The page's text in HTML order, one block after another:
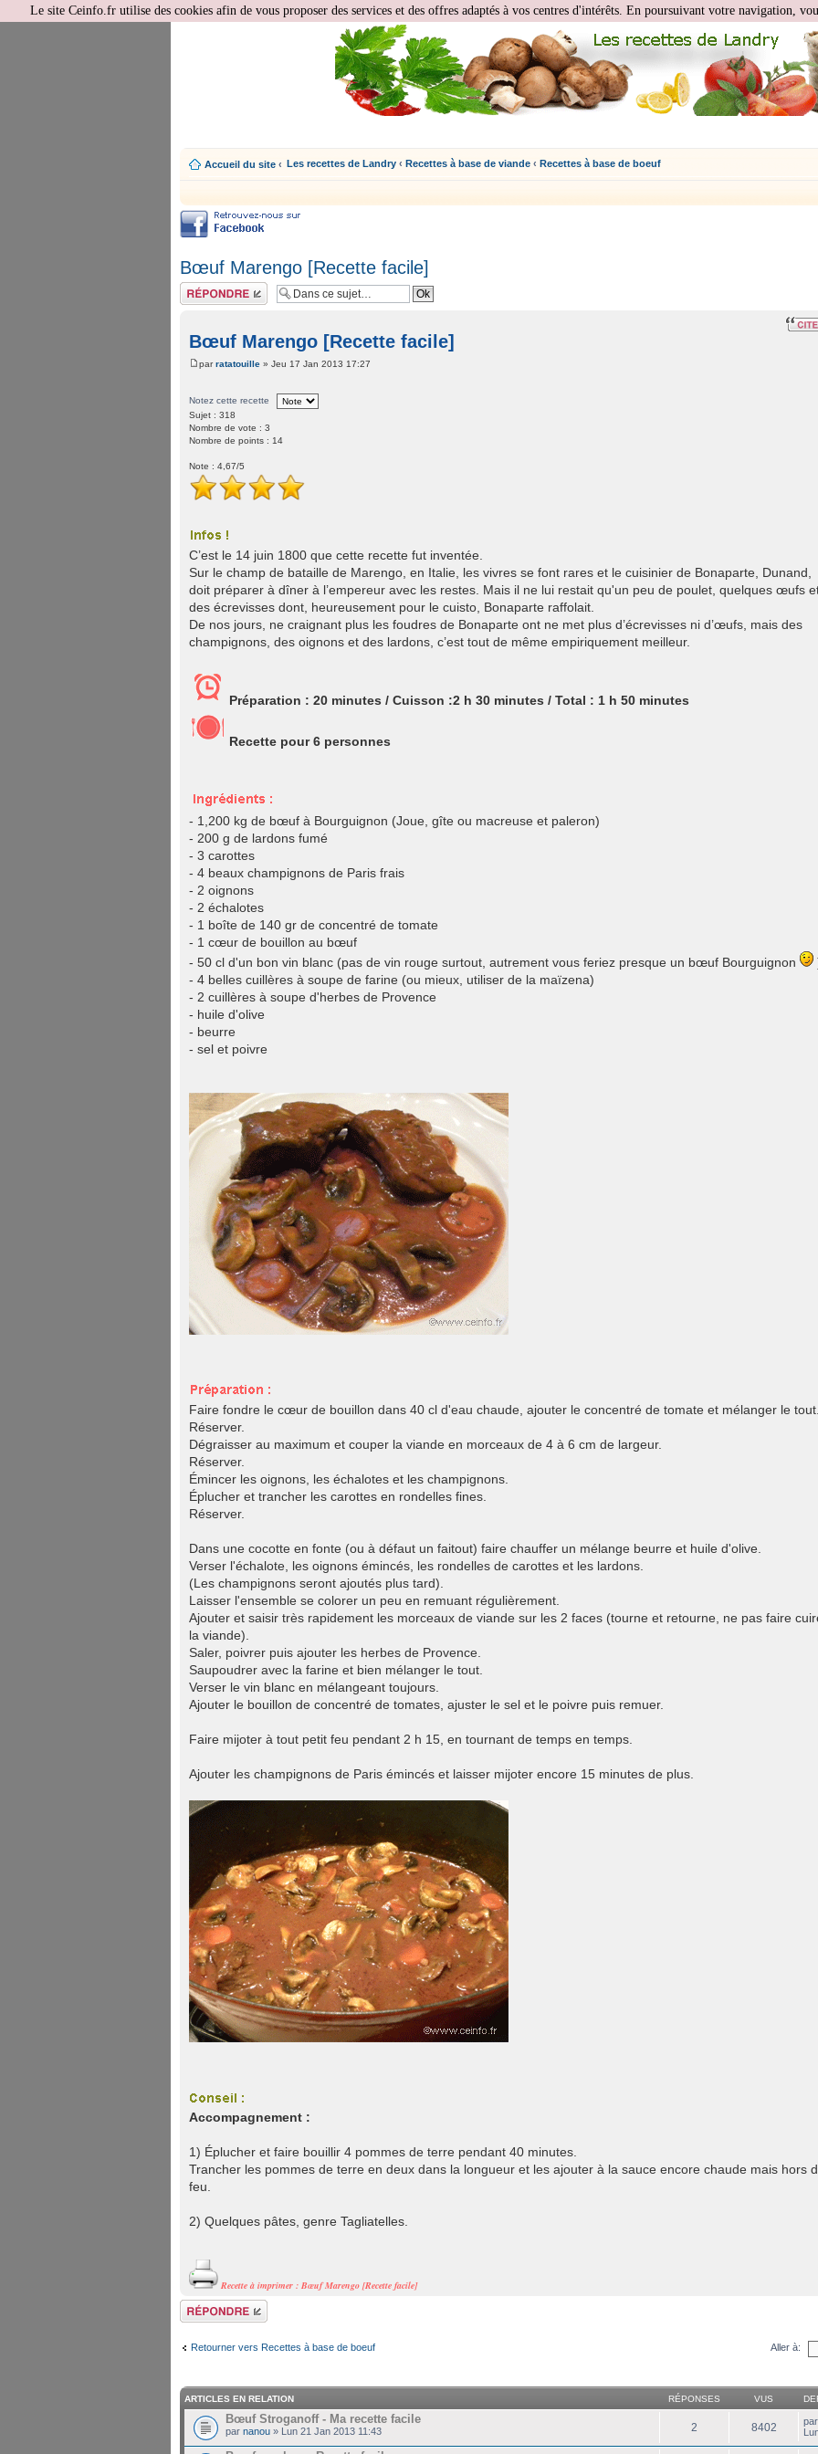
Accueil du site ‹ Les recettes de Landry ‹ Recettes à base de viande ‹ Recettes à base de boeuf
Bœuf Marengo [Recette facile]
Répondre
Bœuf Marengo [Recette facile]
parratatouille » Jeu 17 Jan 2013 17:27
Notez cette recette
Sujet : 318
Nombre de vote : 3
Nombre de points : 14
Note : 4,67/5
C’est le 14 juin 1800 que cette recette fut inventée.
Sur le champ de bataille de Marengo, en Italie, les vivres se font rares et le cuisinier de Bonaparte, Dunand,
doit préparer à dîner à l’empereur avec les restes. Mais il ne lui restait qu'un peu de poulet, quelques œufs
des écrevisses dont, heureusement pour le cuisto, Bonaparte raffolait.
De nos jours, ne craignant plus les foudres de Bonaparte ont ne met plus d’écrevisses ni d’œufs, mais des
champignons, des oignons et des lardons, c’est tout de même empiriquement meilleur.
Préparation : 20 minutes / Cuisson :2 h 30 minutes / Total : 1 h 50 minutes
Recette pour6 personnes
- 1,200 kg de bœuf à Bourguignon (Joue, gîte ou macreuse et paleron)
- 200 g de lardons fumé
- 3 carottes
- 4 beaux champignons de Paris frais
- 2 oignons
- 2 échalotes
- 1 boîte de 140 gr de concentré de tomate
- 1 cœur de bouillon au bœuf
- 50 cl d'un bon vin blanc (pas de vin rouge surtout, autrement vous feriez presque un bœuf Bourguignon
- 4 belles cuillères à soupe de farine (ou mieux, utiliser de la maïzena)
- 2 cuillères à soupe d'herbes de Provence
- huile d'olive
- beurre
- sel et poivre
Faire fondre le cœur de bouillon dans 40 cl d'eau chaude, ajouter le concentré de tomate et mélanger le
Réserver.
Dégraisser au maximum et couper la viande en morceaux de 4 à 6 cm de largeur.
Réserver.
Émincer les oignons, les échalotes et les champignons.
Éplucher et trancher les carottes en rondelles fines.
Réserver.
Dans une cocotte en fonte (ou à défaut un faitout) faire chauffer un mélange beurre et huile d'olive.
Verser l'échalote, les oignons émincés, les rondelles de carottes et les lardons.
(Les champignons seront ajoutés plus tard).
Laisser l'ensemble se colorer un peu en remuant régulièrement.
Ajouter et saisir très rapidement les morceaux de viande sur les 2 faces (tourne et retourne, ne pas faire
la viande).
Saler, poivrer puis ajouter les herbes de Provence.
Saupoudrer avec la farine et bien mélanger le tout.
Verser le vin blanc en mélangeant toujours.
Ajouter le bouillon de concentré de tomates, ajuster le sel et le poivre puis remuer.
Faire mijoter à tout petit feu pendant 2 h 15, en tournant de temps en temps.
Ajouter les champignons de Paris émincés et laisser mijoter encore 15 minutes de plus.
Accompagnement :
1) Éplucher et faire bouillir 4 pommes de terre pendant 40 minutes.
Trancher les pommes de terre en deux dans la longueur et les ajouter à la sauce encore chaude mais hors
feu.
2) Quelques pâtes, genre Tagliatelles.
Recette à imprimer : Bœuf Marengo [Recette facile]
Répondre
Retourner vers Recettes à base de boeuf Aller à:
ARTICLES EN RELATION RÉPONSES VUS
Bœuf Stroganoff - Ma recette facile
par nanou » Lun 21 Jan 2013 11:43 2 8402
Le site Ceinfo.fr utilise des cookies afin de vous proposer des services et des offres adaptés à vos centres d'intérêts. En poursuivant votre navigation,